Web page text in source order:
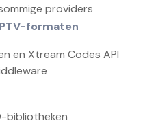
providers
formaten
en Xtream Codes API
bibliotheken